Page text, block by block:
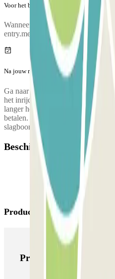
Voor het begin van jouw reis
Wanneer je aankomt bij de
entry.method.aena
Na jouw reis
Ga naar de betaalautomaat om
het inrijden, te valideren.
Locatie
langer hebt geparkeerd dan
betalen. Rijdt daarna naar de
slagboom te openen.
Beschikbare producten
Producten van Parclick
Producten van Parclick